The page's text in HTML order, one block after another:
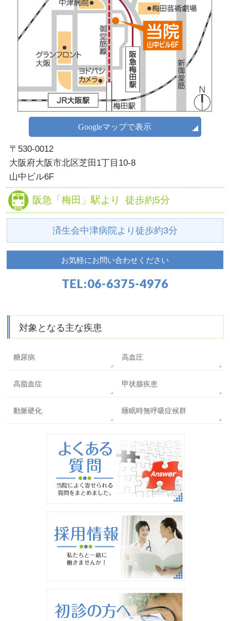
Googleマップで表示
〒530-0012
大阪府大阪市北区芝田1丁目10-8
山中ビル6F
阪急 「梅田」駅より徒歩約5分
済生会中津病院より 徒歩約3分
お気軽にお問い合わせください
TEL:06-6375-4976
対象となる主な疾患
糖尿病 高血圧
高脂血症 甲状腺疾患
動脈硬化 睡眠時無呼吸症候群